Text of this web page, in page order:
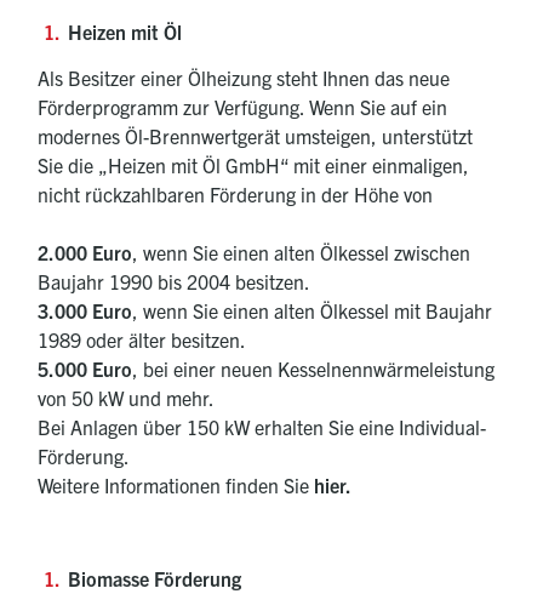
Heizen mit Öl
Als Besitzer einer Ölheizung steht Ihnen das neue
Förderprogramm zur Verfügung. Wenn Sie auf ein
modernes Öl-Brennwertgerät umsteigen, unterstützt
Sie die „Heizen mit Öl GmbH“ mit einer einmaligen,
nicht rückzahlbaren Förderung in der Höhe von
2.000 Euro, wenn Sie einen alten Ölkessel zwischen
Baujahr 1990 bis 2004 besitzen.
3.000 Euro, wenn Sie einen alten Ölkessel mit Baujahr
1989 oder älter besitzen.
5.000 Euro, bei einer neuen Kesselnennwärmeleistung
von 50 kW und mehr.
Bei Anlagen über 150 kW erhalten Sie eine Individual-
Förderung.
Weitere Informationen finden Sie hier.
Biomasse Förderung